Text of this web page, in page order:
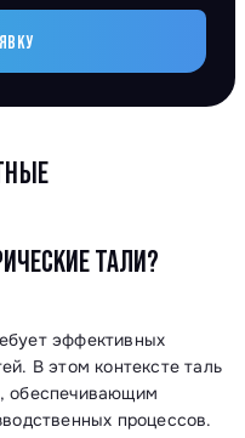
ТАЛИ?
эффективных
В этом контексте таль
обеспечивающим
процессов.